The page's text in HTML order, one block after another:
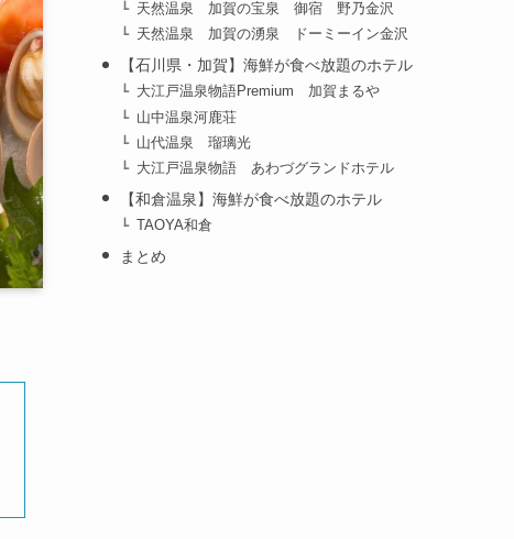
天然温泉 加賀の宝泉 御宿 野乃金沢
天然温泉 加賀の湧泉 ドーミーイン金沢
【石川県・加賀】海鮮が食べ放題のホテル
大江戸温泉物語Premium 加賀まるや
山中温泉河鹿荘
山代温泉 瑠璃光
大江戸温泉物語 あわづグランドホテル
【和倉温泉】海鮮が食べ放題のホテル
TAOYA和倉
まとめ